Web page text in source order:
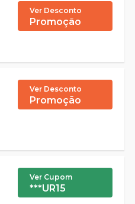
Ver Desconto
Promoção
Ver Desconto
Promoção
Ver Cupom
***UR15